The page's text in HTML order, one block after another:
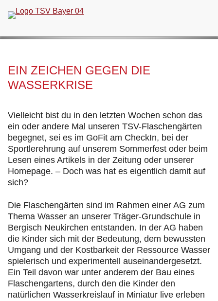
überspringen
EIN ZEICHEN GEGEN DIE
WASSERKRISE
Vielleicht bist du in den letzten Wochen schon das
ein oder andere Mal unseren TSV-Flaschengärten
begegnet, sei es im GoFit am CheckIn, bei der
Sportlerehrung auf unserem Sommerfest oder beim
Lesen eines Artikels in der Zeitung oder unserer
Homepage. – Doch was hat es eigentlich damit auf
sich?
Die Flaschengärten sind im Rahmen einer AG zum
Thema Wasser an unserer Träger-Grundschule in
Bergisch Neukirchen entstanden. In der AG haben
die Kinder sich mit der Bedeutung, dem bewussten
Umgang und der Kostbarkeit der Ressource Wasser
spielerisch und experimentell auseinandergesetzt.
Ein Teil davon war unter anderem der Bau eines
Flaschengartens, durch den die Kinder den
natürlichen Wasserkreislauf in Miniatur live erleben